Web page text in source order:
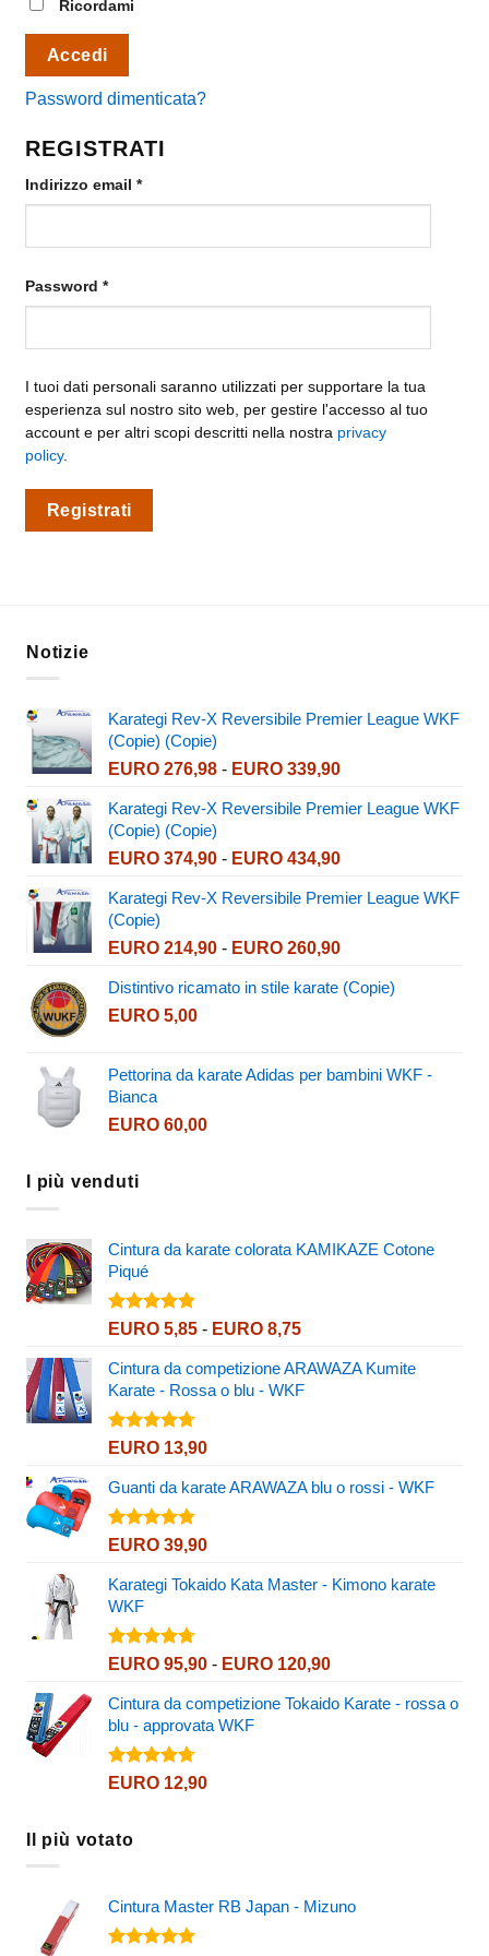
Ricordami
Accedi
Password dimenticata?
REGISTRATI
Indirizzo email*Richiesto
Password*Richiesto
I tuoi dati personali saranno utilizzati per supportare la tua
esperienza sul nostro sito web, per gestire l'accesso al tuo
account e per altri scopi descritti nella nostra privacy
policy.
Registrati
Notizie
Karategi Rev-X Reversibile Premier League WKF
(Copie) (Copie)
EURO276,98 - EURO339,90Fascia
prezzo:
EURO 276,98
EURO 339,90
Karategi Rev-X Reversibile Premier League WKF
(Copie) (Copie)
EURO374,90 - EURO434,90Fascia
prezzo:
EURO 374,90
EURO 434,90
Karategi Rev-X Reversibile Premier League WKF
(Copie)
EURO214,90 - EURO260,90Fascia
prezzo:
EURO 260,90
Distintivo ricamato in stile karate (Copie)
EURO5,00
Pettorina da karate Adidas per bambini WKF -
Bianca
EURO60,00
I più venduti
Cintura da karate colorata KAMIKAZE Cotone
Piqué
Valutato
EURO5,85 - EURO8,75Fascia
prezzo:
da
Cintura da competizione ARAWAZA Kumite
Karate - Rossa o blu - WKF
Valutato
EURO13,90
Guanti da karate ARAWAZA blu o rossi - WKF
Valutato
EURO39,90
Karategi Tokaido Kata Master - Kimono karate
WKF
Valutato
EURO95,90 - EURO120,90Fascia
prezzo:
Cintura da competizione Tokaido Karate - rossa o
blu - approvata WKF
Valutato
EURO12,90
Il più votato
Cintura Master RB Japan - Mizuno